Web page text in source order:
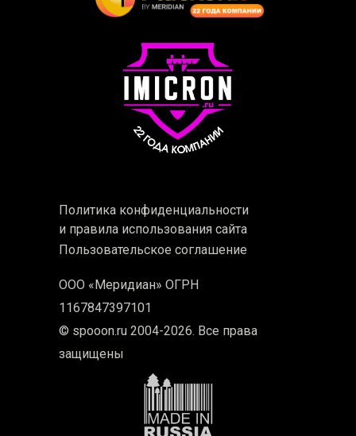
ООО «Меридиан» ОГРН
1167847397101
© spooon.ru 2004-2026. Все права
защищены
Политика конфиденциальности
и правила использования сайта
Пользовательское соглашение